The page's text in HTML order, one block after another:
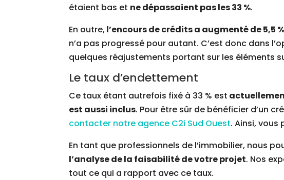
étaient bas et ne dépassaient pas les 33 %.
En outre, l’encours de crédits a augmenté de 5,5 %
n’a pas progressé pour autant. C’est donc dans
quelques réajustements portant sur les éléments
Le taux d’endettement
Ce taux étant autrefois fixé à 33 % est
est aussi inclus. Pour être sûr de bénéficier d’un
contacter notre agence C2i Sud Ouest. Ainsi,
En tant que professionnels de l’immobilier, nous
l’analyse de la faisabilité de votre projet. Nos
tout ce qui a rapport avec ce taux.